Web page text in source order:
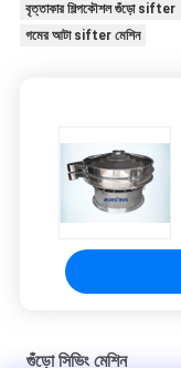
বৃত্তাকার শিল্পকৌশল গুঁড়ো sifter
গমের আটা sifter মেশিন
গুঁড়ো সিভিং মেশিন